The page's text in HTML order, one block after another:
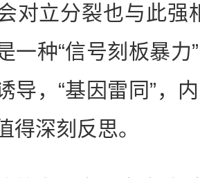
对立分裂也与此强
一种“信号刻板暴力
导，“基因雷同”，
得深刻反思。